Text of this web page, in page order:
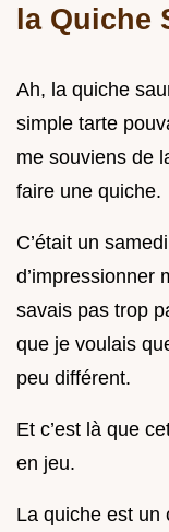
la Quiche
Ah, la quiche
simple tarte
me souviens de
faire une quiche.
C’était un
d’impressionner
savais pas trop
que je voulais
peu différent.
Et c’est là que
en jeu.
La quiche est un